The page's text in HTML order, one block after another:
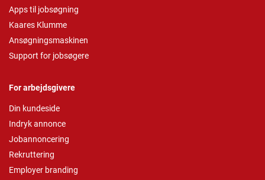
Apps til jobsøgning
Kaares Klumme
Ansøgningsmaskinen
Support for jobsøgere
For arbejdsgivere
Din kundeside
Indryk annonce
Jobannoncering
Rekruttering
Employer branding